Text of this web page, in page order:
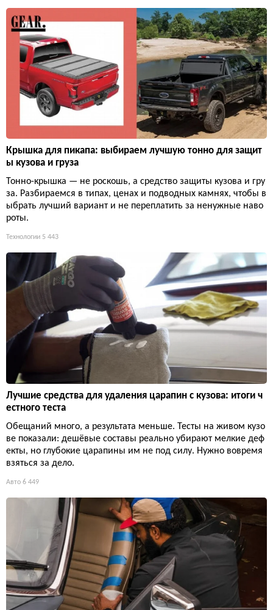
Крышка для пикапа: выбираем лучшую тонно для защит
ы кузова и груза
Тонно-крышка — не роскошь, а средство защиты кузова и гру
за. Разбираемся в типах, ценах и подводных камнях, чтобы в
ыбрать лучший вариант и не переплатить за ненужные наво
роты.
Технологии 5 443
Лучшие средства для удаления царапин с кузова: итоги ч
естного теста
Обещаний много, а результата меньше. Тесты на живом кузо
ве показали: дешёвые составы реально убирают мелкие деф
екты, но глубокие царапины им не под силу. Нужно вовремя
взяться за дело.
Авто 6 449